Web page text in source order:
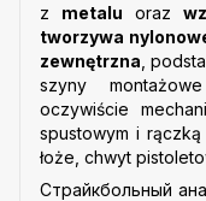
z metalu oraz
tworzywa
zewnętrzna ,
szyny
oczywiście
spustowym i
łoże, chwyt
Страйкбольный